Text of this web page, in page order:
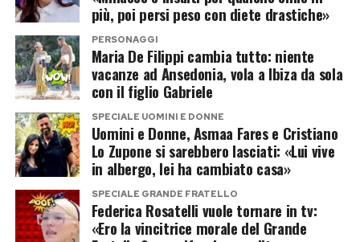
raccontato di aver attraversato momenti di
sconforto quando la carriera sembrava non
decollare come sperato.
La parola chiave, per lei, è sempre stata una:
pazienza.
Ha continuato a lavorare anche quando i risultati
tardavano ad arrivare, convinta che il duro lavoro
prima o poi avrebbe pagato. E alla fine così è
stato.
insieme, eventi ben più drammatici sembrano
spesso scorrere via con maggiore indifferenza.
«Se l’amore crea così tanta rabbia, allora siamo
in un momento veramente difficile della storia
dell’umanità», conclude.
Parole che spostano la questione dal gossip al
modo in cui il pubblico reagisce a ciò che vede,
soprattutto online.
più, poi persi peso con diete drastiche»
PERSONAGGI
Maria De Filippi cambia tutto: niente
vacanze ad Ansedonia, vola a Ibiza da sola
con il figlio Gabriele
SPECIALE UOMINI E DONNE
Uomini e Donne, Asmaa Fares e Cristiano
Lo Zupone si sarebbero lasciati: «Lui vive
in albergo, lei ha cambiato casa»
SPECIALE GRANDE FRATELLO
Federica Rosatelli vuole tornare in tv:
«Ero la vincitrice morale del Grande